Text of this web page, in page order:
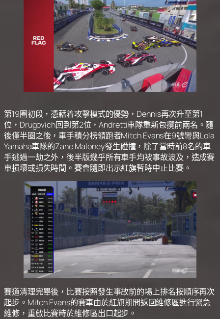
第19圈初段，憑藉着攻擊模式的優勢，Dennis再次升至第1
位，Drugovich回到第2位，Andretti車隊重新包攬前兩名。隨
後僅半圈之後，車手積分榜領跑者Mitch Evans在9號彎與Lola
Yamaha車隊的Zane Maloney發生碰撞，除了當時前8名的車
手逃過一劫之外，後半版幾乎所有車手均被事故波及，造成賽
車損壞或損失時間。賽會隨即出示紅旗暫時中止比賽。
賽道清理完畢後，比賽按照發生事故前的場上排名按順序再次
起步。Mitch Evans的賽車由於紅旗期間返回維修區進行緊急
維修，重啟比賽時於維修區出口起步。